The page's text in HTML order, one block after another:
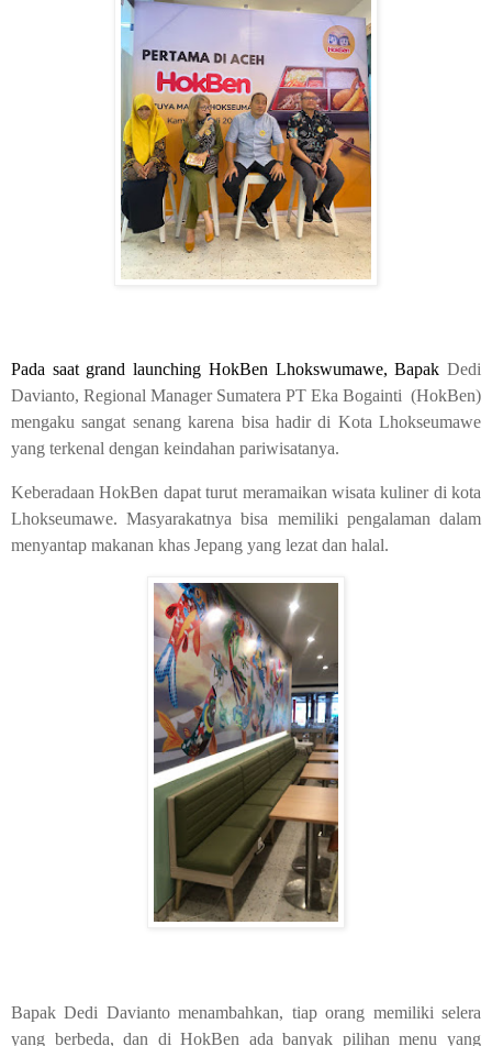
Pada saat grand launching HokBen Lhokswumawe, Bapak Dedi
Davianto, Regional Manager Sumatera PT Eka Bogainti (HokBen)
mengaku sangat senang karena bisa hadir di Kota Lhokseumawe
yang terkenal dengan keindahan pariwisatanya.
Keberadaan HokBen dapat turut meramaikan wisata kuliner di kota
Lhokseumawe. Masyarakatnya bisa memiliki pengalaman dalam
menyantap makanan khas Jepang yang lezat dan halal.
Bapak Dedi Davianto menambahkan, tiap orang memiliki selera
yang berbeda, dan di HokBen ada banyak pilihan menu yang